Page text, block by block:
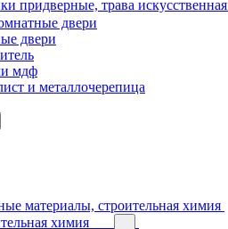
придверные, трава искусственная
двери
двери
мдф
и металлочерепица
материалы, строительная химия
химия